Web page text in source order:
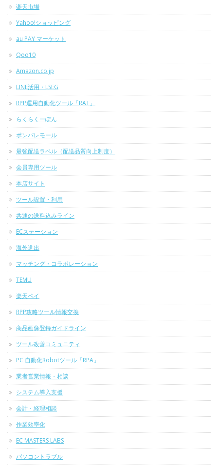
楽天市場
Yahoo!ショッピング
au PAY マーケット
Qoo10
Amazon.co.jp
LINE活用・LSEG
RPP運用自動化ツール「RAT」
らくらくーぽん
ポンパレモール
最強配送ラベル（配送品質向上制度）
会員専用ツール
本店サイト
ツール設置・利用
共通の送料込みライン
ECステーション
海外進出
マッチング・コラボレーション
TEMU
楽天ペイ
RPP攻略ツール情報交換
商品画像登録ガイドライン
ツール改善コミュニティ
PC 自動化Robotツール「RPA」
業者営業情報・相談
システム導入支援
会計・経理相談
作業効率化
EC MASTERS LABS
パソコントラブル